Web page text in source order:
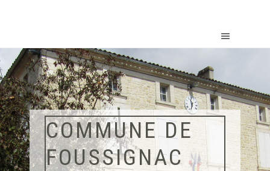
COMMUNE DE
FOUSSIGNAC